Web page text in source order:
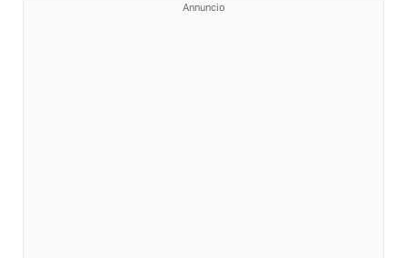
Annuncio